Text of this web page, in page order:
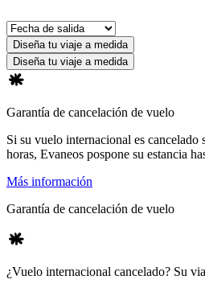
Diseña tu viaje a medida
Diseña tu viaje a medida
Garantía de cancelación de vuelo
Si su vuelo internacional es cancelado
horas, Evaneos pospone su estancia
Más información
Garantía de cancelación de vuelo
¿Vuelo internacional cancelado? Su